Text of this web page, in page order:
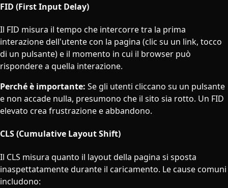
FID (First Input Delay)
Il FID misura il tempo che intercorre tra la prima
interazione dell'utente con la pagina (clic su un link, tocco
di un pulsante) e il momento in cui il browser può
rispondere a quella interazione.
Perché è importante: Se gli utenti cliccano su un pulsante
e non accade nulla, presumono che il sito sia rotto. Un FID
elevato crea frustrazione e abbandono.
CLS (Cumulative Layout Shift)
Il CLS misura quanto il layout della pagina si sposta
inaspettatamente durante il caricamento. Le cause comuni
includono: